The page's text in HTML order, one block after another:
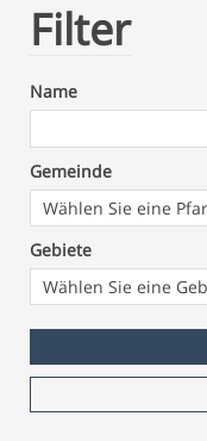
Filter
Name
Gemeinde
Gebiete